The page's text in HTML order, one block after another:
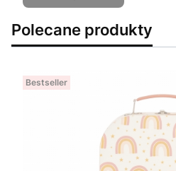
Polecane produkty
Bestseller